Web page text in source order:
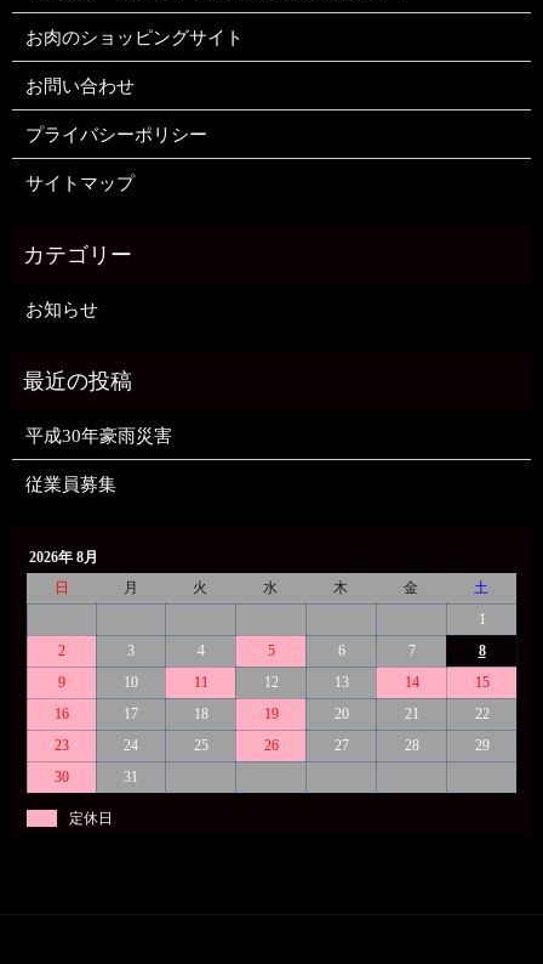
お肉のショッピングサイト
お問い合わせ
プライバシーポリシー
サイトマップ
お知らせ
平成30年豪雨災害
従業員募集
2026年 8月
日
月 火 水 木 金
土
1
2
3 4 5 6 7
8
9
10 11 12 13 14
15
16
17 18 19 20 21
22
23
24 25 26 27 28
29
30
31
定休日